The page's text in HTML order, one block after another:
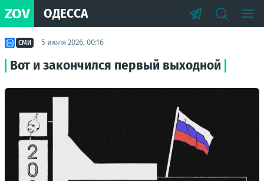
ZOV ОДЕССА
СМИ 5 июля 2026, 00:16
Вот и закончился первый выходной